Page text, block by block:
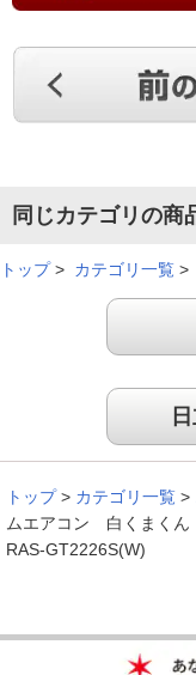
前のエアコンが臭う
内部送風乾燥運転機
いい機
古くなったので買い
清潔エ
清潔、シンプル、操
同じカテゴリの商
トップ> カテゴリ一覧 >
トップ > カテゴリ一覧 >
ムエアコン 白くまく
RAS-GT2226S(W)